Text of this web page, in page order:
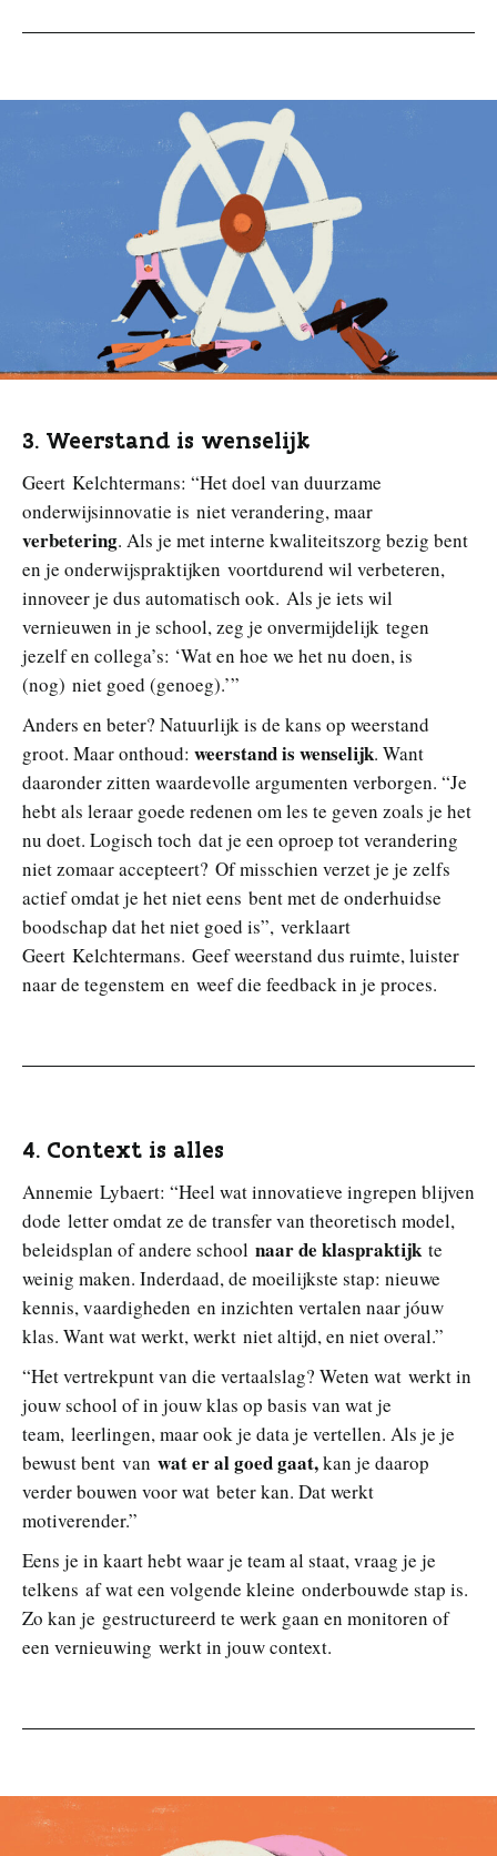
3. Weerstand is wenselijk
Geert Kelchtermans: “Het doel van duurzame
onderwijsinnovatie is niet verandering, maar
verbetering. Als je met interne kwaliteitszorg bezig bent
en je onderwijspraktijken voortdurend wil verbeteren,
innoveer je dus automatisch ook. Als je iets wil
vernieuwen in je school, zeg je onvermijdelijk tegen
jezelf en collega’s: ‘Wat en hoe we het nu doen, is
(nog) niet goed (genoeg).’”
Anders en beter? Natuurlijk is de kans op weerstand
groot. Maar onthoud: weerstand is wenselijk. Want
daaronder zitten waardevolle argumenten verborgen. “Je
hebt als leraar goede redenen om les te geven zoals je het
nu doet. Logisch toch dat je een oproep tot verandering
niet zomaar accepteert? Of misschien verzet je je zelfs
actief omdat je het niet eens bent met de onderhuidse
boodschap dat het niet goed is”, verklaart
Geert Kelchtermans. Geef weerstand dus ruimte, luister
naar de tegenstem en weef die feedback in je proces.
4. Context is alles
Annemie Lybaert: “Heel wat innovatieve ingrepen blijven
dode letter omdat ze de transfer van theoretisch model,
beleidsplan of andere school naar de klaspraktijkte
weinig maken. Inderdaad, de moeilijkste stap: nieuwe
kennis, vaardigheden en inzichten vertalen naar jóuw
klas. Want wat werkt, werkt niet altijd, en niet overal.”
“Het vertrekpunt van die vertaalslag? Weten wat werkt in
jouw school of in jouw klas op basis van wat je
team, leerlingen, maar ook je data je vertellen. Als je je
bewust bent van wat er al goed gaat,kan je daarop
verder bouwen voor wat beter kan. Dat werkt
motiverender.”
Eens je in kaart hebt waar je team al staat, vraag je je
telkens af wat een volgende kleine onderbouwde stap is.
Zo kan je gestructureerd te werk gaan en monitoren of
een vernieuwing werkt in jouw context.